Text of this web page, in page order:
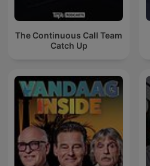
The Continuous Call Team
Catch Up